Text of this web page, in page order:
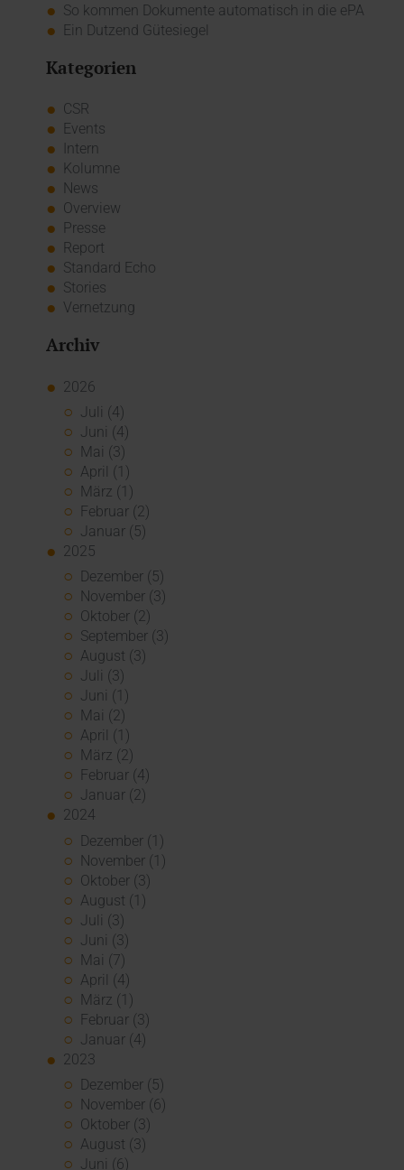
So kommen Dokumente automatisch in die ePA
Ein Dutzend Gütesiegel
Kategorien
CSR
Events
Intern
Kolumne
News
Overview
Presse
Report
Standard Echo
Stories
Vernetzung
Archiv
2026
Juli (4)
Juni (4)
Mai (3)
April (1)
März (1)
Februar (2)
Januar (5)
2025
Dezember (5)
November (3)
Oktober (2)
September (3)
August (3)
Juli (3)
Juni (1)
Mai (2)
April (1)
März (2)
Februar (4)
Januar (2)
2024
Dezember (1)
November (1)
Oktober (3)
August (1)
Juli (3)
Juni (3)
Mai (7)
April (4)
März (1)
Februar (3)
Januar (4)
2023
Dezember (5)
November (6)
Oktober (3)
August (3)
Juni (6)